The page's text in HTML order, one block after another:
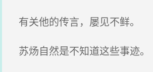
有关他的传言，屡见不鲜。
苏炀自然是不知道这些事迹。